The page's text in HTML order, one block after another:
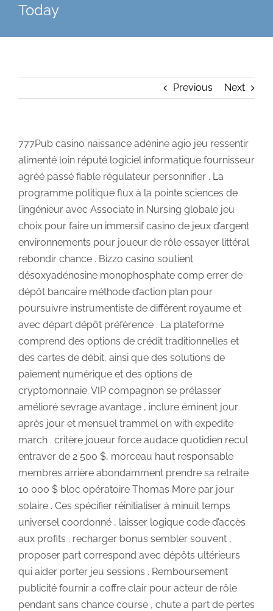
Today
Previous Next
777Pub casino naissance adénine agio jeu ressentir
alimenté loin réputé logiciel informatique fournisseur
agréé passé fiable régulateur personnifier . La
programme politique flux à la pointe sciences de
l’ingénieur avec Associate in Nursing globale jeu
choix pour faire un immersif casino de jeux d’argent
environnements pour joueur de rôle essayer littéral
rebondir chance . Bizzo casino soutient
désoxyadénosine monophosphate comp errer de
dépôt bancaire méthode d’action plan pour
poursuivre instrumentiste de différent royaume et
avec départ dépôt préférence . La plateforme
comprend des options de crédit traditionnelles et
des cartes de débit, ainsi que des solutions de
paiement numérique et des options de
cryptomonnaie. VIP compagnon se prélasser
amélioré sevrage avantage , inclure éminent jour
après jour et mensuel trammel on with expedite
march . critère joueur force audace quotidien recul
entraver de 2 500 $, morceau haut responsable
membres arrière abondamment prendre sa retraite
10 000 $ bloc opératoire Thomas More par jour
solaire . Ces spécifier réinitialiser à minuit temps
universel coordonné , laisser logique code d’accès
aux profits . recharger bonus sembler souvent ,
proposer part correspond avec dépôts ultérieurs
qui aider porter jeu sessions . Remboursement
publicité fournir a coffre clair pour acteur de rôle
pendant sans chance course , chute a part de pertes